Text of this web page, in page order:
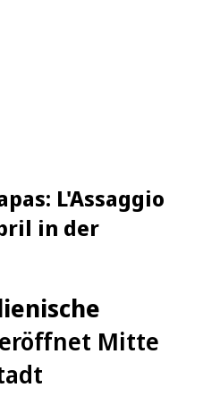
L'Assaggio
in der
eröffnet Mitte